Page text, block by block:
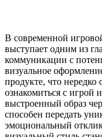
В современной
выступает одним из
коммуникации с
визуальное
продукте, что нередко
ознакомиться с игрой
выстроенный образ
способен передать
эмоциональный